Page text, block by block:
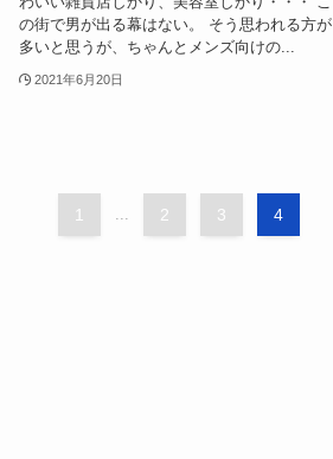
の街で男が出る幕はない。 そう思われる方が
多いと思うが、ちゃんとメンズ向けの...
2021年6月20日
1 ... 2 3 4